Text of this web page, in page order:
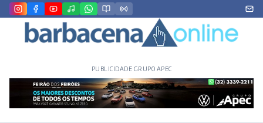
PUBLICIDADE GRUPO APEC